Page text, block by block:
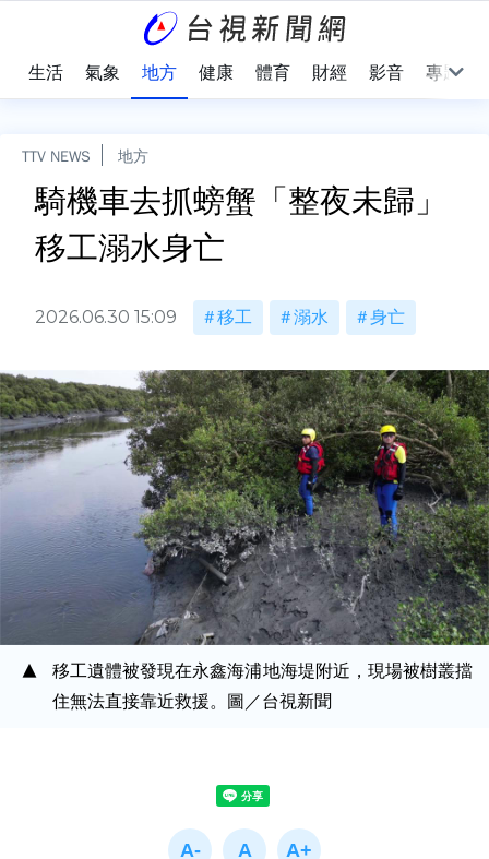
生活 氣象 地方 健康 體育 財經 影音 專題
TTV NEWS 地方
騎機車去抓螃蟹「整夜未歸」
移工溺水身亡
2026.06.30 15:09 移工 溺水 身亡
移工遺體被發現在永鑫海浦地海堤附近，現場被樹叢擋
住無法直接靠近救援。圖／台視新聞